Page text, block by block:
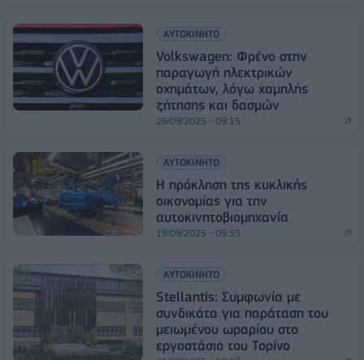
ΑΥΤΟΚΙΝΗΤΟ
Volkswagen: Φρένο στην
παραγωγή ηλεκτρικών
οχημάτων, λόγω χαμηλής
ζήτησης και δασμών
26/09/2025 - 09:15
ΑΥΤΟΚΙΝΗΤΟ
Η πρόκληση της κυκλικής
οικονομίας για την
αυτοκινητοβιομηχανία
19/09/2025 - 09:55
ΑΥΤΟΚΙΝΗΤΟ
Stellantis: Συμφωνία με
συνδικάτα για παράταση του
μειωμένου ωραρίου στο
εργοστάσιο του Τορίνο